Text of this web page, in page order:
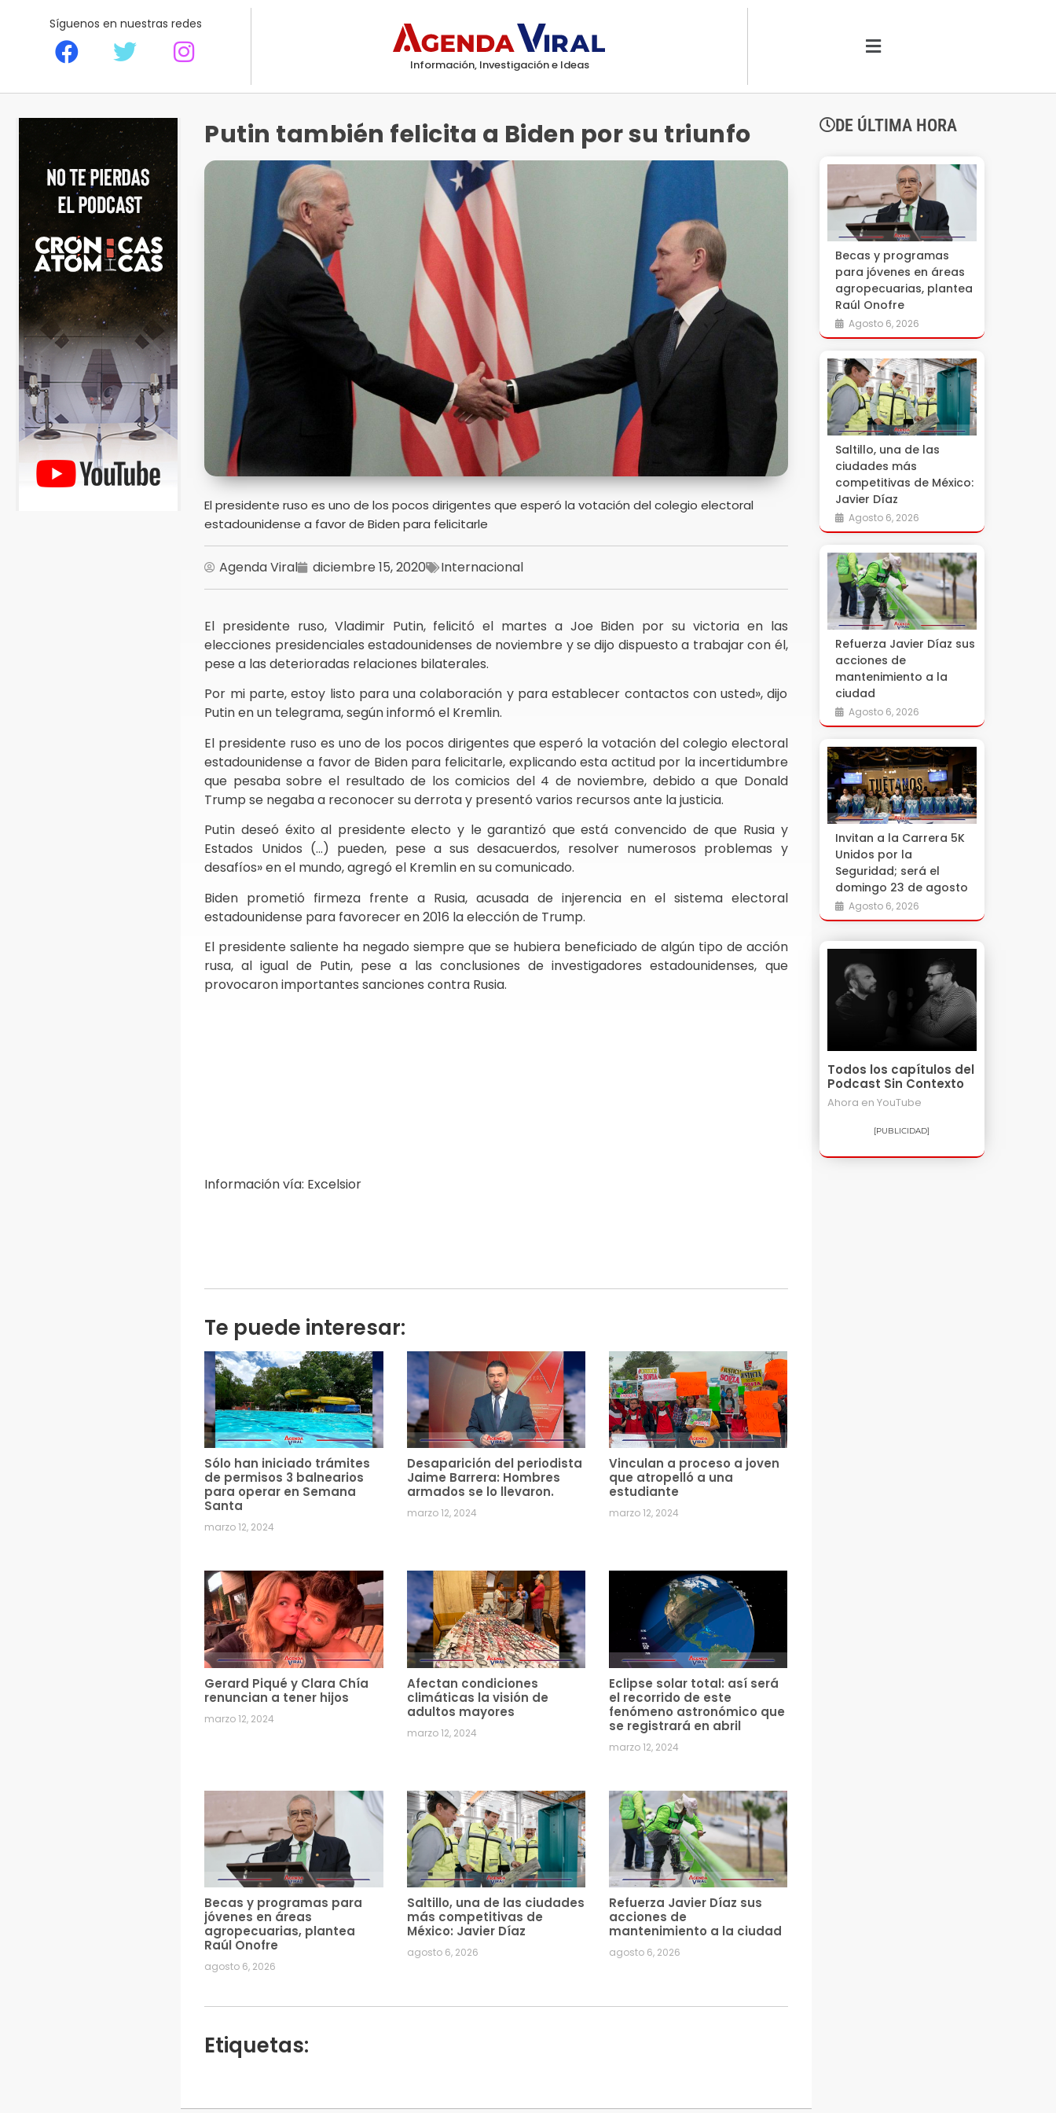
Síguenos en nuestras redes
Información, Investigación e Ideas
Putin también felicita a Biden por su triunfo
El presidente ruso es uno de los pocos dirigentes que esperó la votación del colegio electoral
estadounidense a favor de Biden para felicitarle
Agenda Viral diciembre 15, 2020 Internacional
El presidente ruso, Vladimir Putin, felicitó el martes a Joe Biden por su victoria en las
elecciones presidenciales estadounidenses de noviembre y se dijo dispuesto a trabajar con él,
pese a las deterioradas relaciones bilaterales.
Por mi parte, estoy listo para una colaboración y para establecer contactos con usted», dijo
Putin en un telegrama, según informó el Kremlin.
El presidente ruso es uno de los pocos dirigentes que esperó la votación del colegio electoral
estadounidense a favor de Biden para felicitarle, explicando esta actitud por la incertidumbre
que pesaba sobre el resultado de los comicios del 4 de noviembre, debido a que Donald
Trump se negaba a reconocer su derrota y presentó varios recursos ante la justicia.
Putin deseó éxito al presidente electo y le garantizó que está convencido de que Rusia y
Estados Unidos (…) pueden, pese a sus desacuerdos, resolver numerosos problemas y
desafíos» en el mundo, agregó el Kremlin en su comunicado.
Biden prometió firmeza frente a Rusia, acusada de injerencia en el sistema electoral
estadounidense para favorecer en 2016 la elección de Trump.
El presidente saliente ha negado siempre que se hubiera beneficiado de algún tipo de acción
rusa, al igual de Putin, pese a las conclusiones de investigadores estadounidenses, que
provocaron importantes sanciones contra Rusia.
Información vía: Excelsior
Te puede interesar:
Sólo han iniciado trámites
de permisos 3 balnearios
para operar en Semana
Santa
marzo 12, 2024
Desaparición del periodista
Jaime Barrera: Hombres
armados se lo llevaron.
marzo 12, 2024
Vinculan a proceso a joven
que atropelló a una
estudiante
marzo 12, 2024
Gerard Piqué y Clara Chía
renuncian a tener hijos
marzo 12, 2024
Afectan condiciones
climáticas la visión de
adultos mayores
marzo 12, 2024
Eclipse solar total: así será
el recorrido de este
fenómeno astronómico que
se registrará en abril
marzo 12, 2024
Becas y programas para
jóvenes en áreas
agropecuarias, plantea
Raúl Onofre
agosto 6, 2026
Saltillo, una de las ciudades
más competitivas de
México: Javier Díaz
agosto 6, 2026
Refuerza Javier Díaz sus
acciones de
mantenimiento a la ciudad
agosto 6, 2026
Etiquetas:
DE ÚLTIMA HORA
Becas y programas
para jóvenes en áreas
agropecuarias, plantea
Raúl Onofre
Agosto 6, 2026
Saltillo, una de las
ciudades más
competitivas de México:
Javier Díaz
Agosto 6, 2026
Refuerza Javier Díaz sus
acciones de
mantenimiento a la
ciudad
Agosto 6, 2026
Invitan a la Carrera 5K
Unidos por la
Seguridad; será el
domingo 23 de agosto
Agosto 6, 2026
Todos los capítulos del
Podcast Sin Contexto
Ahora en YouTube
[PUBLICIDAD]